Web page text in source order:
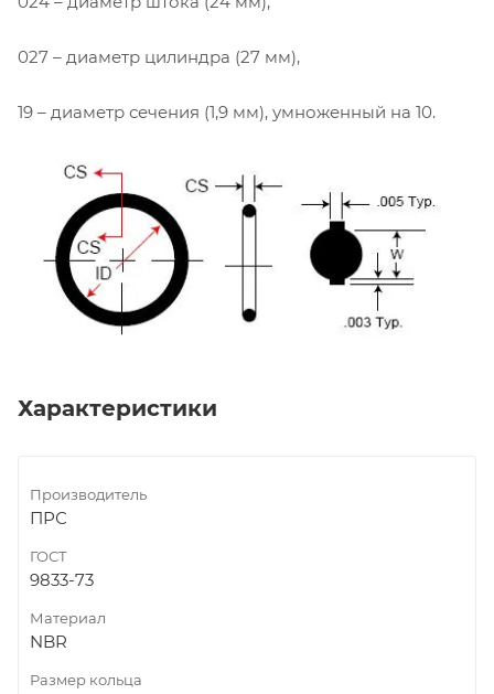
027 – диаметр цилиндра (27 мм),
19 – диаметр сечения (1,9 мм), умноженный на 10.
Характеристики
Производитель
ПРС
ГОСТ
9833-73
Материал
NBR
Размер кольца